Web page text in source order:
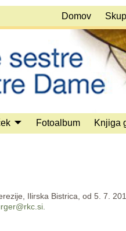
Domov
Fotoalbum Knjiga
Ilirska Bistrica, od 5. 7.